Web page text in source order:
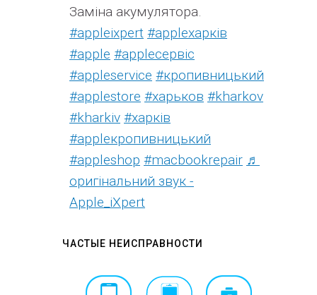
Заміна акумулятора.
#appleixpert #аррleхарків
#apple #аррleсервіс
#appleservice #кропивницький
#applestore #харьков #kharkov
#kharkiv #харків
#appleкропивницький
#appleshop #macbookrepair ♬
оригінальний звук -
Apple_iXpert
ЧАСТЫЕ НЕИСПРАВНОСТИ